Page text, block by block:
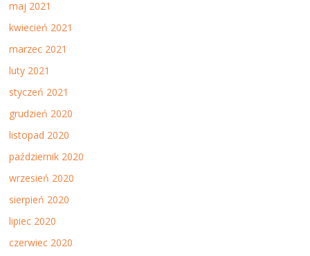
maj 2021
kwiecień 2021
marzec 2021
luty 2021
styczeń 2021
grudzień 2020
listopad 2020
październik 2020
wrzesień 2020
sierpień 2020
lipiec 2020
czerwiec 2020